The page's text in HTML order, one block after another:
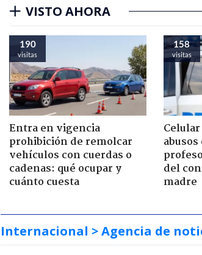
VISTO AHORA
190
visitas
Entra en vigencia
prohibición de remolcar
vehículos con cuerdas o
cadenas: qué ocupar y
cuánto cuesta
158
visitas
del
madre
Internacional > Agencia de